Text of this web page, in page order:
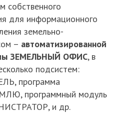
собственного
для информационного
земельно-
– автоматизированной
ЗЕМЕЛЬНЫЙ ОФИС, в
подсистем:
программа
программный модуль
и др.